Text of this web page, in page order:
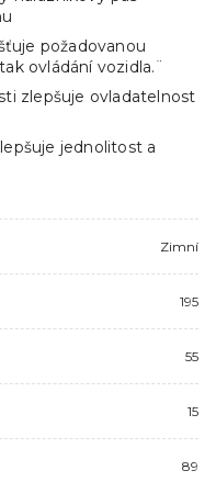
požadovanou
ovládání vozidla.¨
zlepšuje ovladatelnost
jednolitost a
Zimní
195
55
15
89